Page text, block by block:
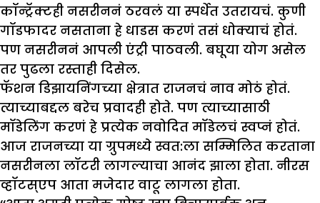
कॉन्ट्रॅक्टही नसरीननं ठरवलं या स्पर्धेत उतरायचं. कुणी
गॉडफादर नसताना हे धाडस करणं तसं धोक्याचं होतं.
पण नसरीननं आपली एंट्री पाठवली. बघूया योग असेल
तर पुढला रस्ताही दिसेल.
फॅशन डिझायनिंगच्या क्षेत्रात राजनचं नाव मोठं होतं.
त्याच्याबद्दल बरेच प्रवादही होते. पण त्याच्यासाठी
मॉडेलिंग करणं हे प्रत्येक नवोदित मॉडेलचं स्वप्नं होतं.
आज राजनच्या या ग्रुपमध्ये स्वत:ला सम्मिलित करताना
नसरीनला लॉटरी लागल्याचा आनंद झाला होता. नीरस
व्हॉटस्एप आता मजेदार वाटू लागला होता.